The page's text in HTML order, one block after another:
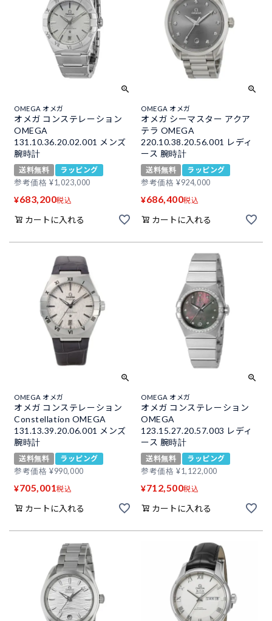
OMEGA オメガ
オメガ コンステレーション
OMEGA
131.10.36.20.02.001 メンズ
腕時計
送料無料
ラッピング
参考価格 ¥1,023,000
¥683,200税込
カートに入れる
OMEGA オメガ
オメガ シーマスター アクア
テラ OMEGA
220.10.38.20.56.001 レディ
ース 腕時計
送料無料
ラッピング
参考価格 ¥924,000
¥686,400税込
カートに入れる
OMEGA オメガ
オメガ コンステレーション
Constellation OMEGA
131.13.39.20.06.001 メンズ
腕時計
送料無料
ラッピング
参考価格 ¥990,000
¥705,001税込
カートに入れる
OMEGA オメガ
オメガ コンステレーション
OMEGA
123.15.27.20.57.003 レディ
ース 腕時計
送料無料
ラッピング
参考価格 ¥1,122,000
¥712,500税込
カートに入れる